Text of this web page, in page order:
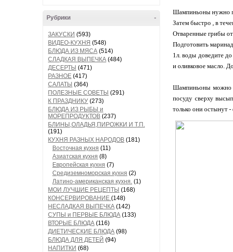
-
Рубрики
ЗАКУСКИ (593)
ВИДЕО-КУХНЯ (548)
БЛЮДА ИЗ МЯСА (514)
СЛАДКАЯ ВЫПЕЧКА (484)
ДЕСЕРТЫ (471)
РАЗНОЕ (417)
САЛАТЫ (364)
ПОЛЕЗНЫЕ СОВЕТЫ (291)
К ПРАЗДНИКУ (273)
БЛЮДА ИЗ РЫБЫ и
МОРЕПРОДУКТОВ (237)
БЛИНЫ,ОЛАДЬЯ,ПИРОЖКИ И Т.П.
(191)
КУХНЯ РАЗНЫХ НАРОДОВ (181)
Восточная кухня (11)
Азиатская кухня (8)
Европейская кухня (7)
Средиземноморская кухня (2)
Латино-американская кухня. (1)
МОИ ЛУЧШИЕ РЕЦЕПТЫ (168)
КОНСЕРВИРОВАНИЕ (148)
НЕСЛАДКАЯ ВЫПЕЧКА (142)
СУПЫ и ПЕРВЫЕ БЛЮДА (133)
ВТОРЫЕ БЛЮДА (116)
ДИЕТИЧЕСКИЕ БЛЮДА (98)
БЛЮДА ДЛЯ ДЕТЕЙ (94)
НАПИТКИ (68)
Шампиньоны нужно
Затем быстро , в
Отваренные грибы
Подготовить
1л. воды доведите
и оливковое масло.
Шампиньоны можно
посуду сверху
только они остынут -